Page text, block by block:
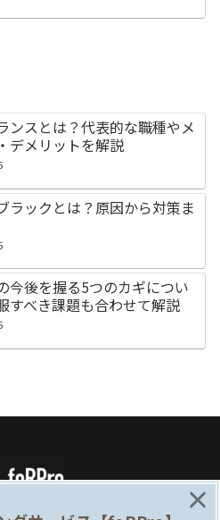
ンスとは？代表的な職種やメ
デメリットを解説
ラックとは？原因から対策ま
今後を握る5つのカギについ
すべき課題も合わせて解説
×